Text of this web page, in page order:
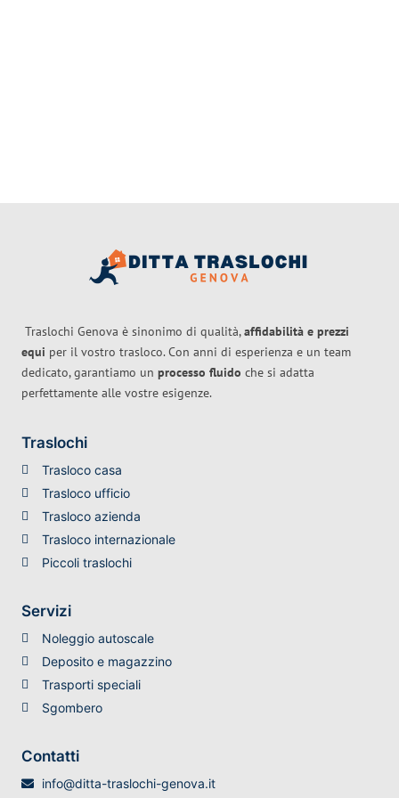
Traslochi Genova è sinonimo di qualità,affidabilità e prezzi
equi per il vostro trasloco. Con anni di esperienza e un team
dedicato, garantiamo un processo fluido che si adatta
perfettamente alle vostre esigenze.
Traslochi
Trasloco casa
Trasloco ufficio
Trasloco azienda
Trasloco internazionale
Piccoli traslochi
Servizi
Noleggio autoscale
Deposito e magazzino
Trasporti speciali
Sgombero
Contatti
info@ditta-traslochi-genova.it